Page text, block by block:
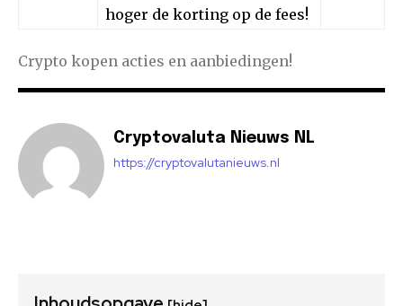
hoger de korting op de fees!
Crypto kopen acties en aanbiedingen!
Cryptovaluta Nieuws NL
https://cryptovalutanieuws.nl